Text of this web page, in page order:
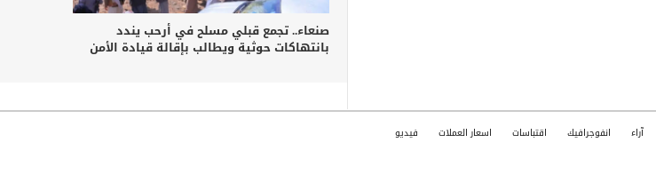
صنعاء.. تجمع قبلي مسلح في أرحب يندد
بانتهاكات حوثية ويطالب بإقالة قيادة الأمن
آراء انفوجرافيك اقتباسات اسعار العملات فيديو